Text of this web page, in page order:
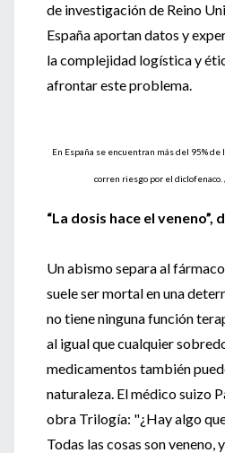
de investigación de Reino
España aportan datos y
la complejidad logística y
afrontar este problema.
En España se encuentran más del 95%
corren riesgo por el diclofenaco.
“La dosis hace el veneno”,
Un abismo separa al
suele ser mortal en una
no tiene ninguna función
al igual que cualquier
medicamentos también
naturaleza. El médico suizo
obra Trilogía: "¿Hay algo
Todas las cosas son veneno,